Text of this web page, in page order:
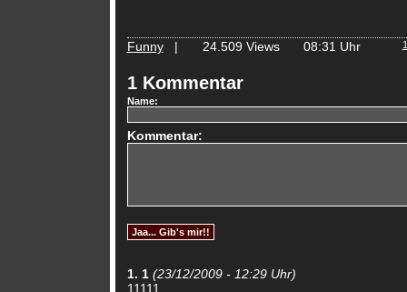
Funny| 24.509 Views 08:31 Uhr
1 Kommentar
Name:
Kommentar:
1. 1 (23/12/2009 - 12:29 Uhr)
11111